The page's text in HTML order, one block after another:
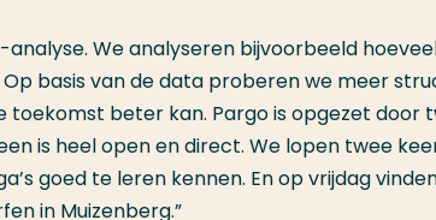
analyse. We analyseren bijvoorbeeld
basis van de data proberen we meer
toekomst beter kan. Pargo is opgezet door
is heel open en direct. We lopen twee
goed te leren kennen. En op vrijdag
in Muizenberg.”